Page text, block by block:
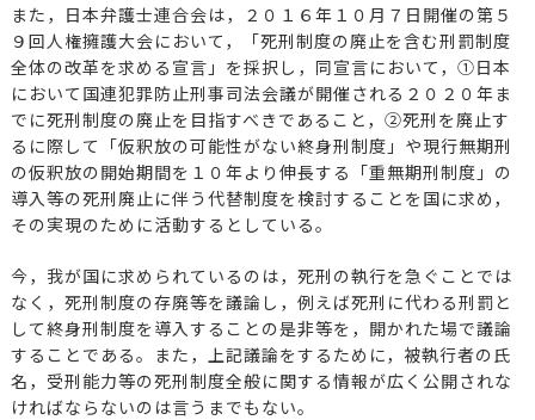
また，日本弁護士連合会は，２０１６年１０月７日開催の第５
９回人権擁護大会において，「死刑制度の廃止を含む刑罰制度
全体の改革を求める宣言」を採択し，同宣言において，①日本
において国連犯罪防止刑事司法会議が開催される２０２０年ま
でに死刑制度の廃止を目指すべきであること，②死刑を廃止す
るに際して「仮釈放の可能性がない終身刑制度」や現行無期刑
の仮釈放の開始期間を１０年より伸長する「重無期刑制度」の
導入等の死刑廃止に伴う代替制度を検討することを国に求め，
その実現のために活動するとしている。
今，我が国に求められているのは，死刑の執行を急ぐことでは
なく，死刑制度の存廃等を議論し，例えば死刑に代わる刑罰と
して終身刑制度を導入することの是非等を，開かれた場で議論
することである。また，上記議論をするために，被執行者の氏
名，受刑能力等の死刑制度全般に関する情報が広く公開されな
ければならないのは言うまでもない。